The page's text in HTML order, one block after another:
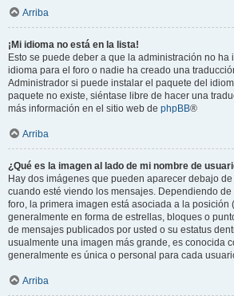
Arriba
¡Mi idioma no está en la lista!
Esto se puede deber a que la administración no ha
idioma para el foro o nadie ha creado una
Administrador si puede instalar el paquete del
paquete no existe, siéntase libre de hacer una
más información en el sitio web de phpBB®
Arriba
¿Qué es la imagen al lado de mi nombre de
Hay dos imágenes que pueden aparecer debajo
cuando esté viendo los mensajes. Dependiendo de
foro, la primera imagen está asociada a la posición
generalmente en forma de estrellas, bloques o
de mensajes publicados por usted o su estatus
usualmente una imagen más grande, es conocida
generalmente es única o personal para cada
Arriba